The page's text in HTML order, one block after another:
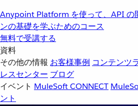
Anypoint Platform を使って、API の
ンの基礎を学ぶためのコース
無料で受講する
資料
その他の情報 お客様事例 コンテンツ
レスセンター ブログ
イベント MuleSoft CONNECT
ント